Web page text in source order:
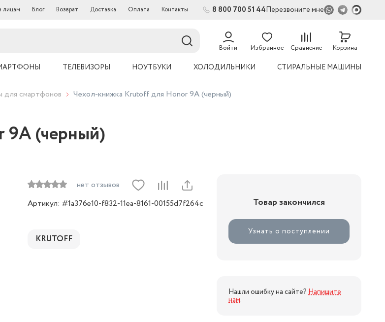
лицам Блог Возврат Доставка Оплата Контакты 8 800 700 51 44Перезвоните мне
Войти Избранное Сравнение Корзина
ТЕЛЕВИЗОРЫ НОУТБУКИ ХОЛОДИЛЬНИКИ СТИРАЛЬНЫЕ МАШИНЫ
для смартфонов Чехол-книжка Krutoff для Honor 9A (черный)
9A (черный)
нет отзывов
Артикул: #1a376e10-f832-11ea-8161-00155d7f264c
KRUTOFF
Товар закончился
Узнать о поступлении
Нашли ошибку на сайте? Напишите
нам.